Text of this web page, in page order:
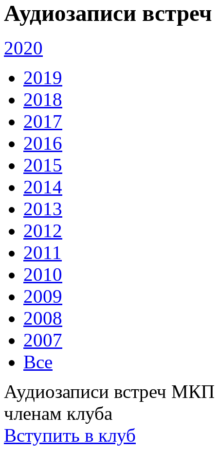
Аудиозаписи встреч
2020
2019
2018
2017
2016
2015
2014
2013
2012
2011
2010
2009
2008
2007
Все
Аудиозаписи встреч МКП
членам клуба
Вступить в клуб